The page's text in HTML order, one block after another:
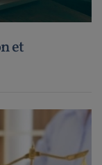
et